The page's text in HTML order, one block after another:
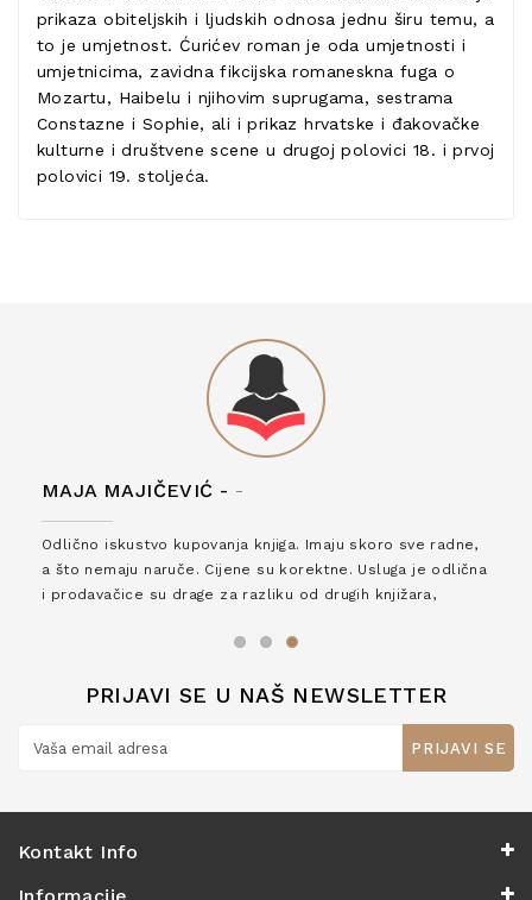
prikaza obiteljskih i ljudskih odnosa jednu širu temu, a
to je umjetnost. Ćurićev roman je oda umjetnosti i
umjetnicima, zavidna fikcijska romaneskna fuga o
Mozartu, Haibelu i njihovim suprugama, sestrama
Constazne i Sophie, ali i prikaz hrvatske i đakovačke
kulturne i društvene scene u drugoj polovici 18. i prvoj
polovici 19. stoljeća.
MAJA MAJIČEVIĆ - -
Odlično iskustvo kupovanja knjiga. Imaju skoro sve radne,
a što nemaju naruče. Cijene su korektne. Usluga je odlična
i prodavačice su drage za razliku od drugih knjižara,
PRIJAVI SE U NAŠ NEWSLETTER
PRIJAVI SE
Kontakt Info